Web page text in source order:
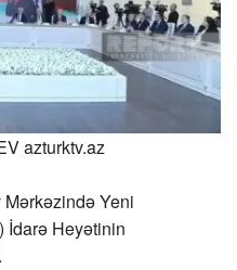
azturktv.az
Yeni
İdarə Heyətinin